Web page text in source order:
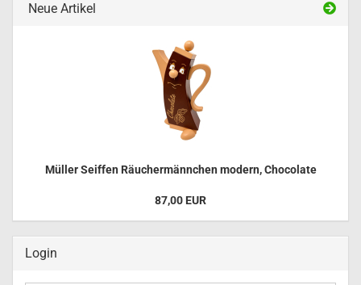
Neue Artikel
Müller Seiffen Räuchermännchen modern, Chocolate
87,00 EUR
Login